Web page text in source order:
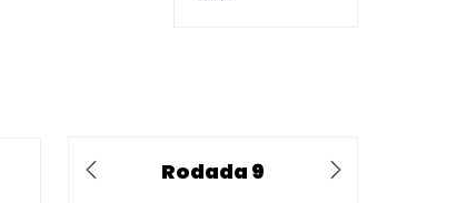
Rodada 9
Previous
Next